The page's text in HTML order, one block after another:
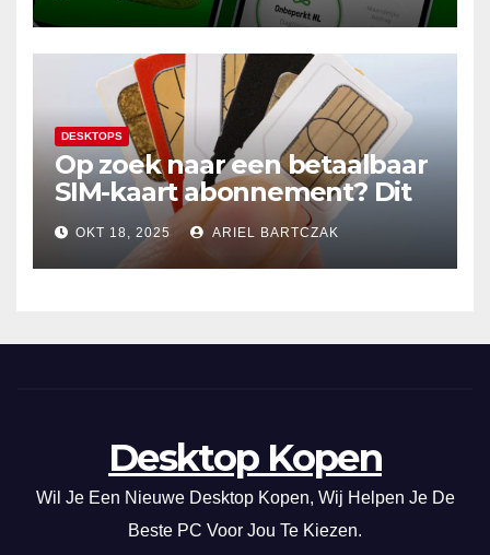
DESKTOPS
Op zoek naar een betaalbaar
SIM-kaart abonnement? Dit
20GB data-abonnement is
super voordelig in Nederland
en de EU!
OKT 18, 2025 ARIEL BARTCZAK
Desktop Kopen
Wil Je Een Nieuwe Desktop Kopen, Wij Helpen Je De
Beste PC Voor Jou Te Kiezen.